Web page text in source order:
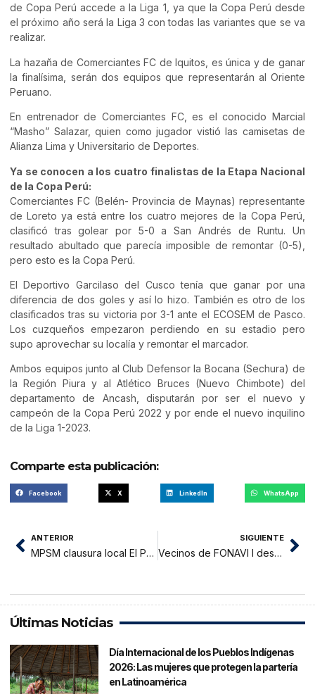
de Copa Perú accede a la Liga 1, ya que la Copa Perú desde
el próximo año será la Liga 3 con todas las variantes que se va
realizar.
La hazaña de Comerciantes FC de Iquitos, es única y de ganar
la finalísima, serán dos equipos que representarán al Oriente
Peruano.
En entrenador de Comerciantes FC, es el conocido Marcial
“Masho” Salazar, quien como jugador vistió las camisetas de
Alianza Lima y Universitario de Deportes.
Ya se conocen a los cuatro finalistas de la Etapa Nacional
de la Copa Perú:
Comerciantes FC (Belén- Provincia de Maynas) representante
de Loreto ya está entre los cuatro mejores de la Copa Perú,
clasificó tras golear por 5-0 a San Andrés de Runtu. Un
resultado abultado que parecía imposible de remontar (0-5),
pero esto es la Copa Perú.
El Deportivo Garcilaso del Cusco tenía que ganar por una
diferencia de dos goles y así lo hizo. También es otro de los
clasificados tras su victoria por 3-1 ante el ECOSEM de Pasco.
Los cuzqueños empezaron perdiendo en su estadio pero
supo aprovechar su localía y remontar el marcador.
Ambos equipos junto al Club Defensor la Bocana (Sechura) de
la Región Piura y al Atlético Bruces (Nuevo Chimbote) del
departamento de Ancash, disputarán por ser el nuevo y
campeón de la Copa Perú 2022 y por ende el nuevo inquilino
de la Liga 1-2023.
Comparte esta publicación:
Facebook X LinkedIn WhatsApp
ANTERIOR
MPSM clausura local El Pacifico, cuya propietaria es la alcaldesa electa Lluni Perea
SIGUIENTE
Vecinos de FONAVI I desalojan a presunto propietario que quizo adueñarse de espacio recreativo
Últimas Noticias
Día Internacional de los Pueblos Indígenas
2026: Las mujeres que protegen la partería
en Latinoamérica